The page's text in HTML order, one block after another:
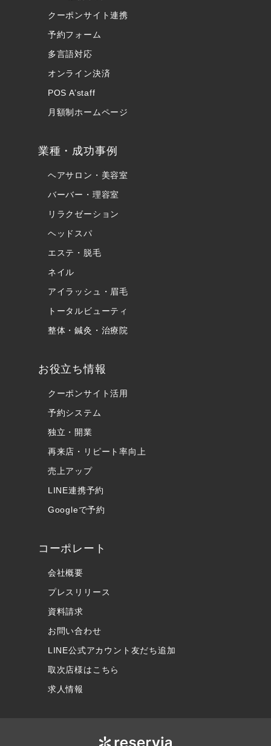
クーポンサイト連携
予約フォーム
多言語対応
オンライン決済
POS A’staff
月額制ホームページ
業種・成功事例
ヘアサロン・美容室
バーバー・理容室
リラクゼーション
ヘッドスパ
エステ・脱毛
ネイル
アイラッシュ・眉毛
トータルビューティ
整体・鍼灸・治療院
お役立ち情報
クーポンサイト活用
予約システム
独立・開業
再来店・リピート率向上
売上アップ
LINE連携予約
Googleで予約
コーポレート
会社概要
プレスリリース
資料請求
お問い合わせ
LINE公式アカウント友だち追加
取次店様はこちら
求人情報